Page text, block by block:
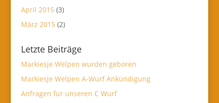
April 2015 (3)
März 2015 (2)
Letzte Beiträge
Markiesje Welpen wurden geboren
Markiesje Welpen A-Wurf Ankündigung
Anfragen für unseren C Wurf